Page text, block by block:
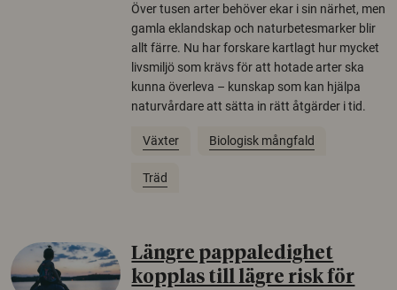
Över tusen arter behöver ekar i sin närhet, men
gamla eklandskap och naturbetesmarker blir
allt färre. Nu har forskare kartlagt hur mycket
livsmiljö som krävs för att hotade arter ska
kunna överleva – kunskap som kan hjälpa
naturvårdare att sätta in rätt åtgärder i tid.
Växter Biologisk mångfald
Träd
Längre pappaledighet
kopplas till lägre risk för